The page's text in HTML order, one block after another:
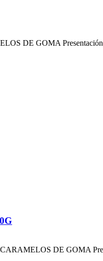
DE GOMA
DE GOMA